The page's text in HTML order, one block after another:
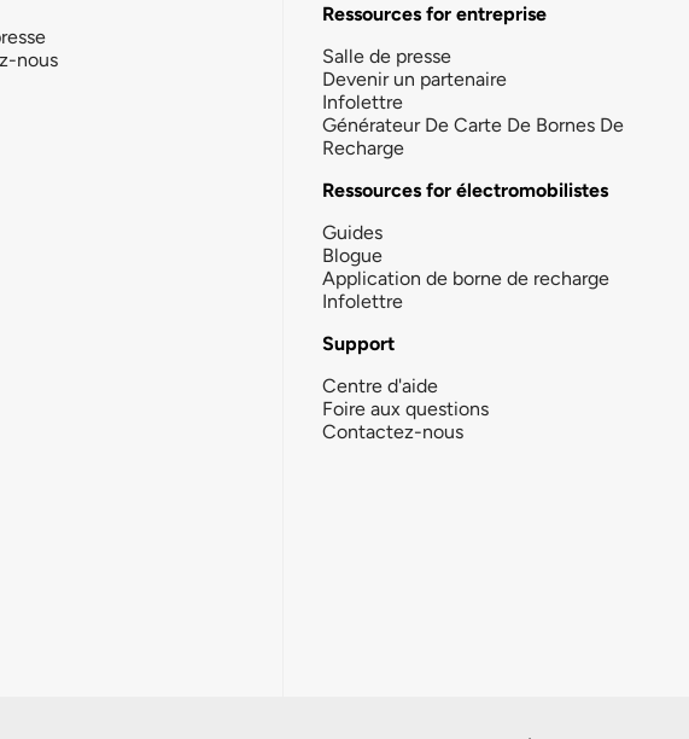
nous
Ressources for entreprise
Salle de presse
Devenir un partenaire
Infolettre
Générateur De Carte De Bornes De
Recharge
Ressources for électromobilistes
Guides
Blogue
Application de borne de recharge
Infolettre
Support
Centre d'aide
Foire aux questions
Contactez-nous